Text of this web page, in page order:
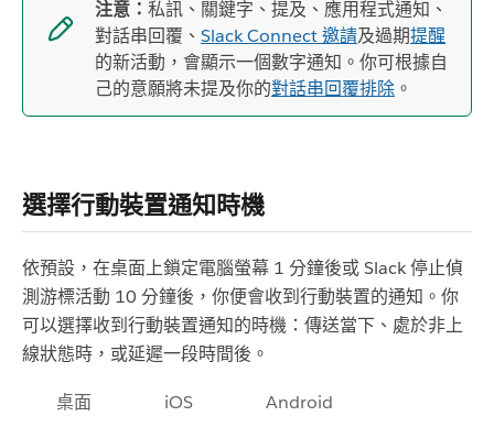
注意： 私訊、關鍵字、提及、應用程式通知、
對話串回覆、 Slack Connect 邀請及過期提醒
的新活動，會顯示一個數字通知。你可根據自
己的意願將未提及你的對話串回覆排除 。
選擇行動裝置通知時機
依預設，在桌面上鎖定電腦螢幕 1 分鐘後或 Slack 停止偵
測游標活動 10 分鐘後，你便會收到行動裝置的通知。你
可以選擇收到行動裝置通知的時機：傳送當下、處於非上
線狀態時，或延遲一段時間後。
桌面 iOS Android